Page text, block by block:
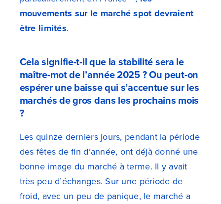
mouvements sur le marché spot devraient
être limités.
Cela signifie-t-il que la stabilité sera le
maître-mot de l’année 2025 ? Ou peut-on
espérer une baisse qui s’accentue sur les
marchés de gros dans les prochains mois
?
Les quinze derniers jours, pendant la période
des fêtes de fin d’année, ont déjà donné une
bonne image du marché à terme. Il y avait
très peu d’échanges. Sur une période de
froid, avec un peu de panique, le marché a